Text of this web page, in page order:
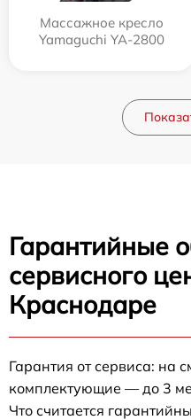
Массажное кресло
Yamaguchi YA-2800
Гарантийные
сервисного
Краснодаре
Гарантия от сервиса: на
комплектующие — до 3
Что считается